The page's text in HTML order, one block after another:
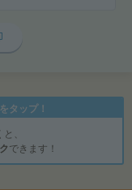
タップ！
、
できます！